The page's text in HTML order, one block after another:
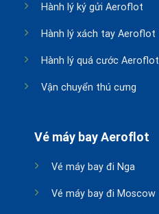
Hành lý ký gửi Aeroflot
Hành lý xách tay Aeroflot
Hành lý quá cước Aeroflot
Vận chuyển thú cưng
Vé máy bay Aeroflot
Vé máy bay đi Nga
Vé máy bay đi Moscow